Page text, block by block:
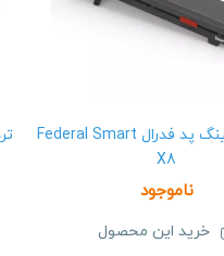
تردمیل واکینگ پد فدرال Federal Smart
X8
ناموجود
خرید این محصول